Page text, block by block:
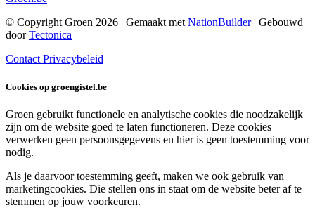
© Copyright Groen 2026 | Gemaakt metNationBuilder| Gebouwd
doorTectonica
ContactPrivacybeleid
Cookies op groengistel.be
Groen gebruikt functionele en analytische cookies die noodzakelijk
zijn om de website goed te laten functioneren. Deze cookies
verwerken geen persoonsgegevens en hier is geen toestemming voor
nodig.
Als je daarvoor toestemming geeft, maken we ook gebruik van
marketingcookies. Die stellen ons in staat om de website beter af te
stemmen op jouw voorkeuren.